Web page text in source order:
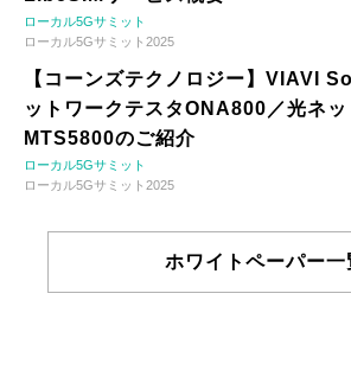
ローカル5Gサミット
ローカル5Gサミット2025
【コーンズテクノロジー】VIAVI
ットワークテスタONA800／光ネッ
MTS5800のご紹介
ローカル5Gサミット
ローカル5Gサミット2025
ホワイトペーパー一